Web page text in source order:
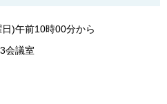
)午前10時00分から
会議室